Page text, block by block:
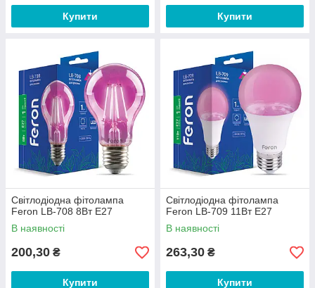
Купити Купити
Світлодіодна фітолампа
Feron LB-708 8Вт E27
В наявності
200,30 ₴
Купити
Світлодіодна фітолампа
Feron LB-709 11Вт E27
В наявності
263,30 ₴
Купити